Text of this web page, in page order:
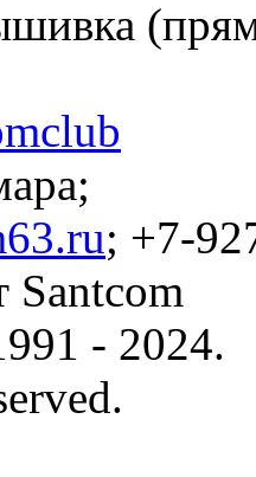
; +7-
Santcom
- 2024.